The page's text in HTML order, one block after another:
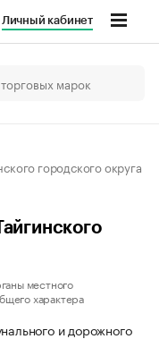
Личный кабинет
городского округа
местного
характера
и дорожного